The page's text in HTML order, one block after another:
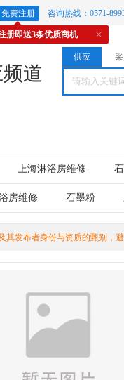
免费注册 咨询热线：0571-
册即送3条优质商机
道
供应
上海淋浴房维修
的产地
房维修 石墨粉
其发布者身份与资质的甄别，